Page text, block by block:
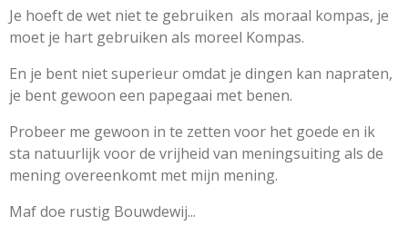
Je hoeft de wet niet te gebruiken als moraal kompas, je
moet je hart gebruiken als moreel Kompas.
En je bent niet superieur omdat je dingen kan napraten,
je bent gewoon een papegaai met benen.
Probeer me gewoon in te zetten voor het goede en ik
sta natuurlijk voor de vrijheid van meningsuiting als de
mening overeenkomt met mijn mening.
Maf doe rustig Bouwdewij...